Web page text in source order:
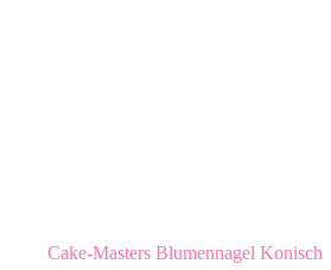
Cake-Masters Blumennagel Konisch